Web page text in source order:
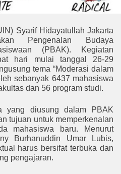
Syarif Hidayatullah Jakarta
Pengenalan Budaya
(PBAK). Kegiatan
hari mulai tanggal 26-29
tema “Moderasi dalam
sebanyak 6437 mahasiswa
dan 56 program studi.
yang diusung dalam PBAK
tujuan untuk memperkenalan
mahasiswa baru. Menurut
Burhanuddin Umar Lubis,
harus bersifat terbuka dan
pengajaran.